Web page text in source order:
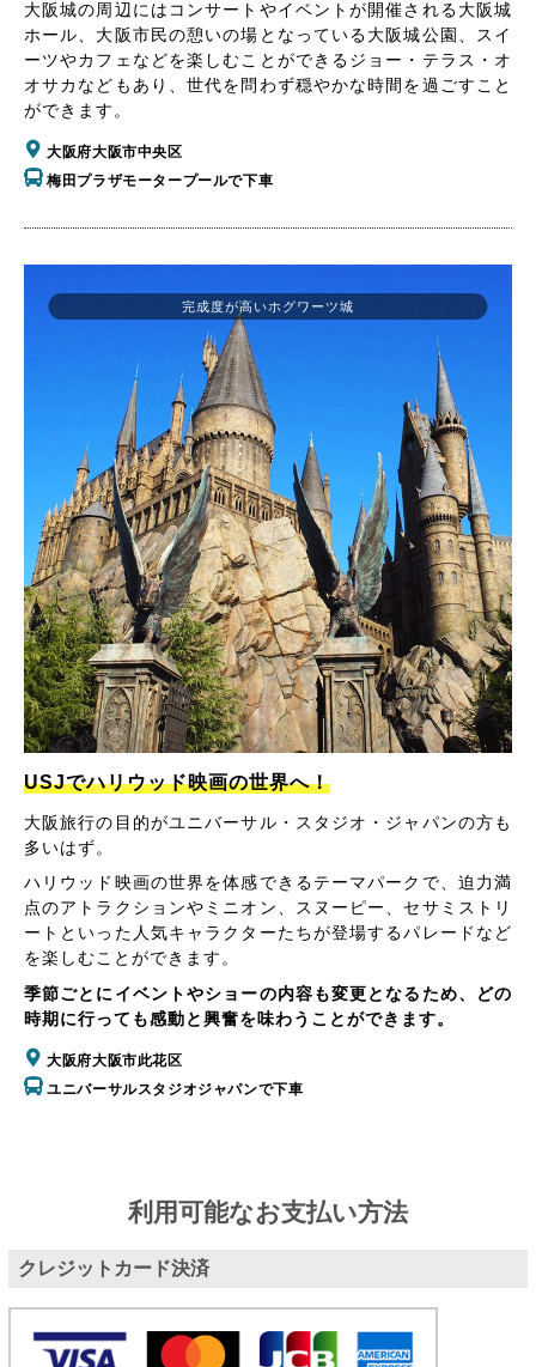
大阪城の周辺にはコンサートやイベントが開催される大阪城
ホール、大阪市民の憩いの場となっている大阪城公園、スイ
ーツやカフェなどを楽しむことができるジョー・テラス・オ
オサカなどもあり、世代を問わず穏やかな時間を過ごすこと
ができます。
大阪府大阪市中央区
梅田プラザモータープールで下車
USJでハリウッド映画の世界へ！
大阪旅行の目的がユニバーサル・スタジオ・ジャパンの方も
多いはず。
ハリウッド映画の世界を体感できるテーマパークで、迫力満
点のアトラクションやミニオン、スヌーピー、セサミストリ
ートといった人気キャラクターたちが登場するパレードなど
を楽しむことができます。
季節ごとにイベントやショーの内容も変更となるため、どの
時期に行っても感動と興奮を味わうことができます。
大阪府大阪市此花区
ユニバーサルスタジオジャパンで下車
完成度が高いホグワーツ城
利用可能なお支払い方法
クレジットカード決済